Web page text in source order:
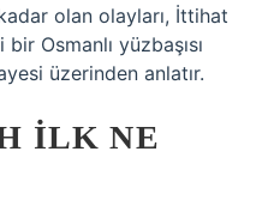
olan olayları, İttihat
Osmanlı yüzbaşısı
üzerinden anlatır.
ILK NE